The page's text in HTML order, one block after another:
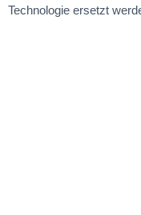
Technologie ersetzt